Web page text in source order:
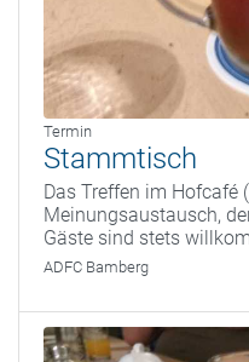
Termin
Stammtisch
Das Treffen im Hofcafé
Meinungsaustausch,
Gäste sind stets
ADFC Bamberg